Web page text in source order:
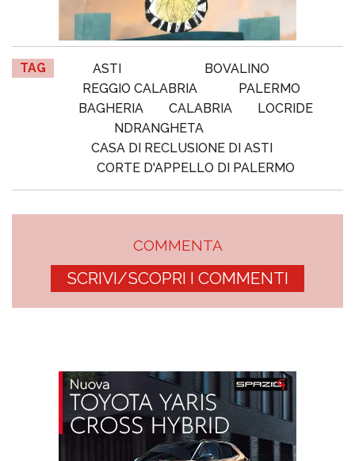
TAG ASTI
BOVALINO
REGGIO CALABRIA
PALERMO
BAGHERIA
CALABRIA
LOCRIDE
NDRANGHETA
CASA DI RECLUSIONE DI ASTI
CORTE D'APPELLO DI PALERMO
COMMENTA
SCRIVI/SCOPRI I COMMENTI